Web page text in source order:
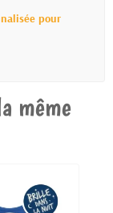
pour
même